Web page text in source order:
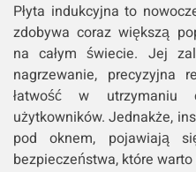
Płyta indukcyjna to
zdobywa coraz większą
na całym świecie. Jej
nagrzewanie, precyzyjna
łatwość w utrzymaniu
użytkowników. Jednakże,
pod oknem, pojawiają
bezpieczeństwa, które